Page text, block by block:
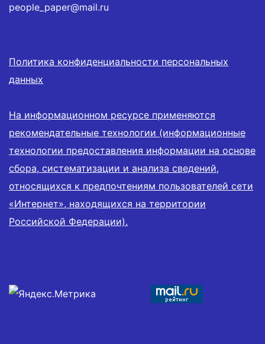
people_paper@mail.ru
Политика конфиденциальности персональных
данных
На информационном ресурсе применяются
рекомендательные технологии (информационные
технологии предоставления информации на основе
сбора, систематизации и анализа сведений,
относящихся к предпочтениям пользователей сети
«Интернет», находящихся на территории
Российской Федерации).